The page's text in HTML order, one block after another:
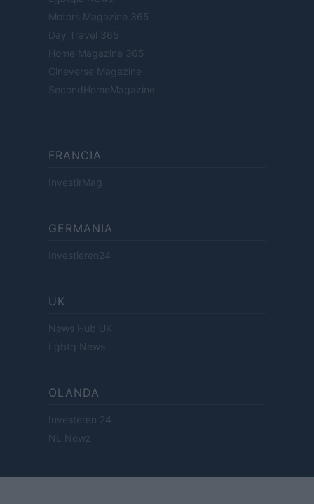
Motors Magazine 365
Day Travel 365
Home Magazine 365
Cineverse Magazine
SecondHomeMagazine
FRANCIA
InvestirMag
GERMANIA
Investieren24
UK
News Hub UK
Lgbtq News
OLANDA
Investeren 24
NL Newz